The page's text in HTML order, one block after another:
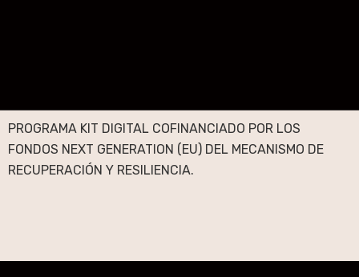
PROGRAMA KIT DIGITAL COFINANCIADO POR LOS
FONDOS NEXT GENERATION (EU) DEL MECANISMO DE
RECUPERACIÓN Y RESILIENCIA.